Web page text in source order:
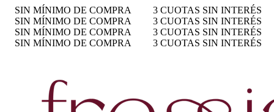
SIN MÍNIMO DE COMPRA 3 CUOTAS SIN INTERÉS
SIN MÍNIMO DE COMPRA
3 CUOTAS SIN INTERÉS
SIN MÍNIMO DE COMPRA
3 CUOTAS SIN INTERÉS
SIN MÍNIMO DE COMPRA
3 CUOTAS SIN INTERÉS